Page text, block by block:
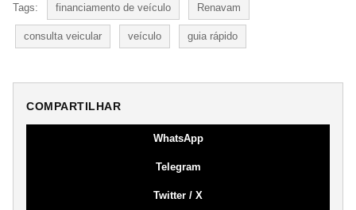
Tags: financiamento de veículo Renavam
consulta veicular veículo guia rápido
COMPARTILHAR
WhatsApp
Telegram
Twitter / X